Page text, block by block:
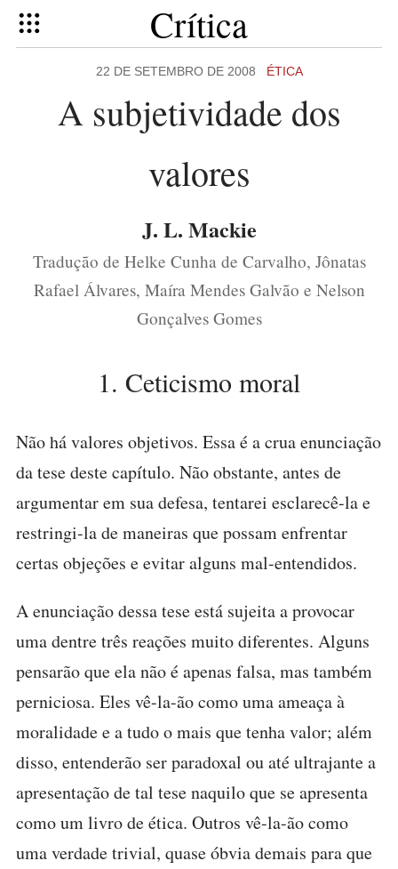
Crítica
22 DE SETEMBRO DE 2008 ÉTICA
A subjetividade dos
valores
J. L. Mackie
Tradução de Helke Cunha de Carvalho, Jônatas
Rafael Álvares, Maíra Mendes Galvão e Nelson
Gonçalves Gomes
1. Ceticismo moral
Não há valores objetivos. Essa é a crua enunciação
da tese deste capítulo. Não obstante, antes de
argumentar em sua defesa, tentarei esclarecê-la e
restringi-la de maneiras que possam enfrentar
certas objeções e evitar alguns mal-entendidos.
A enunciação dessa tese está sujeita a provocar
uma dentre três reações muito diferentes. Alguns
pensarão que ela não é apenas falsa, mas também
perniciosa. Eles vê-la-ão como uma ameaça à
moralidade e a tudo o mais que tenha valor; além
disso, entenderão ser paradoxal ou até ultrajante a
apresentação de tal tese naquilo que se apresenta
como um livro de ética. Outros vê-la-ão como
uma verdade trivial, quase óbvia demais para que